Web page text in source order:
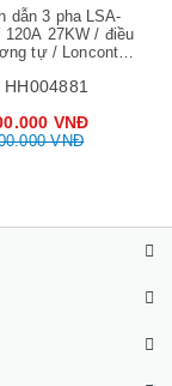
dẫn 3 pha LSA-
120A 27KW / điều
tự / Loncont
HH004881
VNĐ
VNĐ